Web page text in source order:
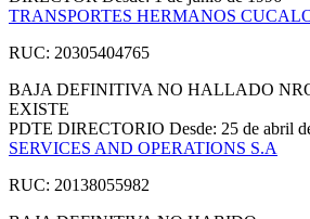
TRANSPORTES HERMANOS
RUC: 20305404765
BAJA DEFINITIVA NO HALLADO
EXISTE
PDTE DIRECTORIO Desde: 25 de abril
SERVICES AND OPERATIONS S.A
RUC: 20138055982